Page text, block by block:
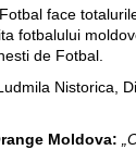
face
fotbalului
de Fotbal.
Nistorica,
Moldova: